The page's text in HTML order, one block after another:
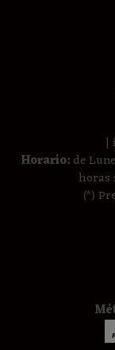
|
Horario:de
horas
(*)